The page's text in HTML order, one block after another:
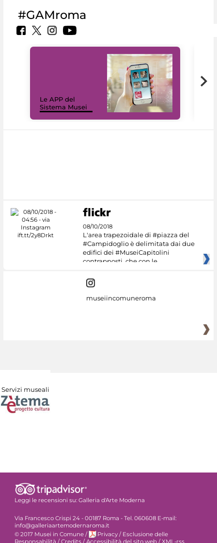
#GAMroma
Le APP del
Sistema Musei
08/10/2018
L'area trapezoidale di #piazza del
#Campidoglio è delimitata dai due
edifici dei #MuseiCapitolini
contrapposti, che con le
museiincomuneroma
Servizi museali
Leggi le recensioni su: Galleria d'Arte Moderna
Via Francesco Crispi 24 - 00187 Roma - Tel. 060608 E-mail:
info@galleriaartemodernaroma.it
© 2017 Musei in Comune / Privacy / Esclusione delle
Responsabilità /Credits /Accessibilità del sito web /XML-rss